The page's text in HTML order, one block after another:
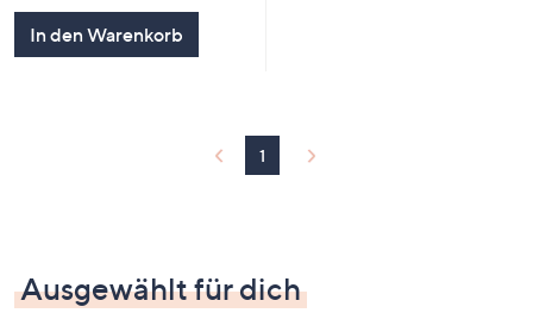
In den Warenkorb
1
Ausgewählt für dich